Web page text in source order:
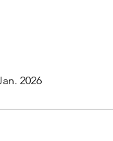
2026